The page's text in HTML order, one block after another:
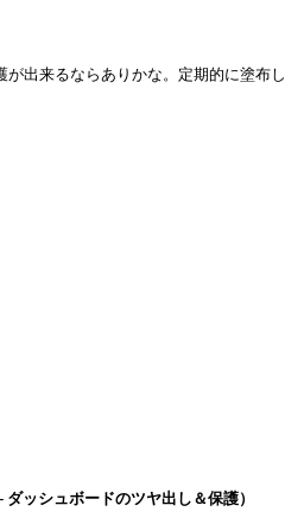
出来るならありかな。定期的に塗布し
ッシュボードのツヤ出し＆保護）